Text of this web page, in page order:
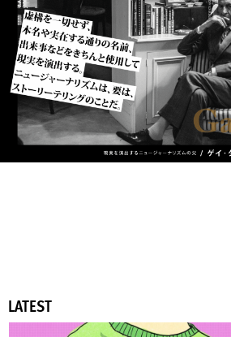
LATEST